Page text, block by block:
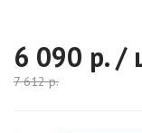
6 090 р. /
7 612р.